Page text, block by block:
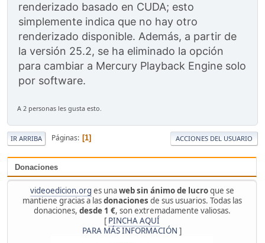
Donaciones
videoedicion.org es unaweb sin ánimo de lucroque se
mantiene gracias a lasdonaciones de sus usuarios. Todas las
donaciones, desde 1 €, son extremadamente valiosas.
[ PINCHA AQUÍ
PARA MÁS INFORMACIÓN ]
renderizado basado en CUDA; esto
simplemente indica que no hay otro
renderizado disponible. Además, a partir de
la versión 25.2, se ha eliminado la opción
para cambiar a Mercury Playback Engine solo
por software.
A 2 personas les gusta esto.
IR ARRIBA Páginas 1 ACCIONES DEL USUARIO